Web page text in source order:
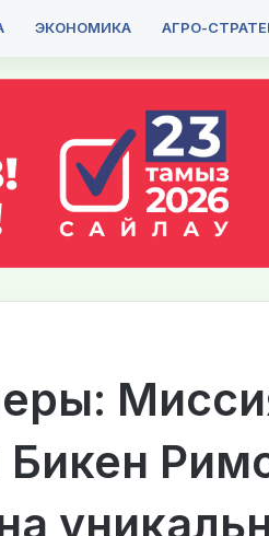
ЭКОНОМИКА АГРО-